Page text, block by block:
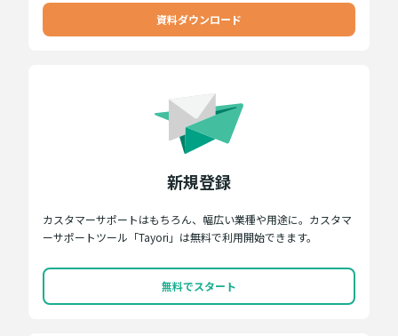
資料ダウンロード
新規登録
カスタマーサポートはもちろん、幅広い業種や用途に。カスタマ
ーサポートツール「Tayori」は無料で利用開始できます。
無料でスタート